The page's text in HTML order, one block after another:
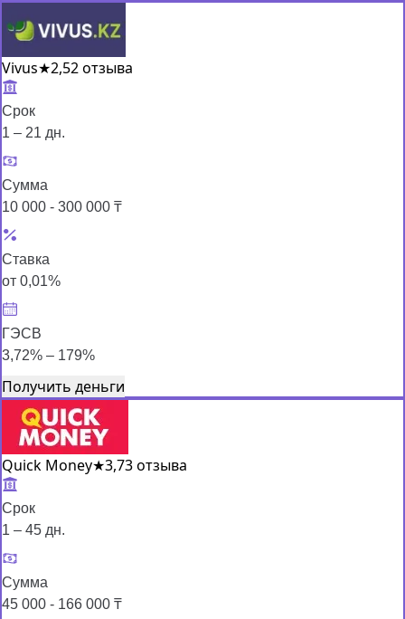
Vivus★2,52 отзыва
Срок
1 – 21 дн.
Сумма
10 000 - 300 000 ₸
Ставка
от 0,01%
ГЭСВ
3,72% – 179%
Получить деньги
Quick Money★3,73 отзыва
Срок
1 – 45 дн.
Сумма
45 000 - 166 000 ₸